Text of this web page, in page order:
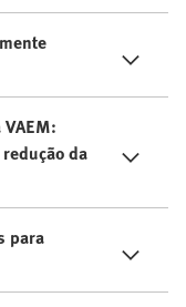
da
para